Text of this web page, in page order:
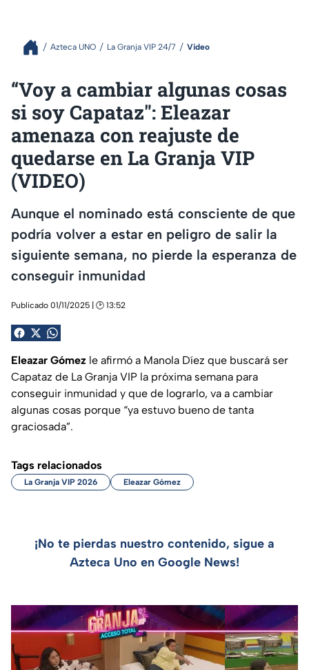
Azteca UNO La Granja VIP 24/7 Video
“Voy a cambiar algunas cosas
si soy Capataz": Eleazar
amenaza con reajuste de
quedarse en La Granja VIP
(VIDEO)
Aunque el nominado está consciente de que
podría volver a estar en peligro de salir la
siguiente semana, no pierde la esperanza de
conseguir inmunidad
Publicado 01/11/2025 | 🕑 13:52
Eleazar Gómez le afirmó a Manola Díez que buscará ser
Capataz de La Granja VIP la próxima semana para
conseguir inmunidad y que de lograrlo, va a cambiar
algunas cosas porque “ya estuvo bueno de tanta
graciosada”.
Tags relacionados
La Granja VIP 2026 Eleazar Gómez
¡No te pierdas nuestro contenido, sigue a
Azteca Uno en Google News!